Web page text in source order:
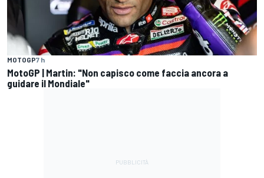
MOTOGP7 h
MotoGP | Martin: "Non capisco come faccia ancora a
guidare il Mondiale"